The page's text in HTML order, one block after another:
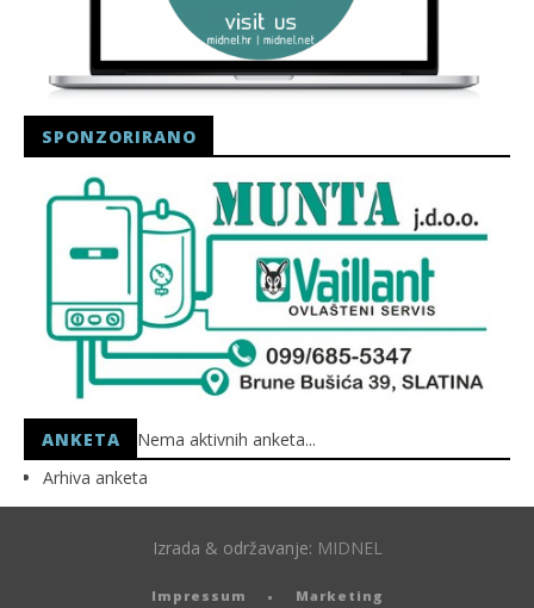
SPONZORIRANO
ANKETA
Nema aktivnih anketa...
Arhiva anketa
Izrada & održavanje: MIDNEL
Impressum Marketing